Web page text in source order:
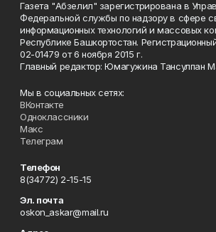
Газета "Абзелил" зарегистрирована в
Федеральной службы по надзору в сфере
информационных технологий и массовых
Республике Башкортостан.
02-01479 от 6 ноября 2015 г.
Главный редактор: Юмагужина Тансулпан
Мы в социальных сетях:
ВКонтакте
Одноклассники
Макс
Телеграм
Телефон
8(34772) 2-15-15
Эл. почта
oskon_askar@mail.ru